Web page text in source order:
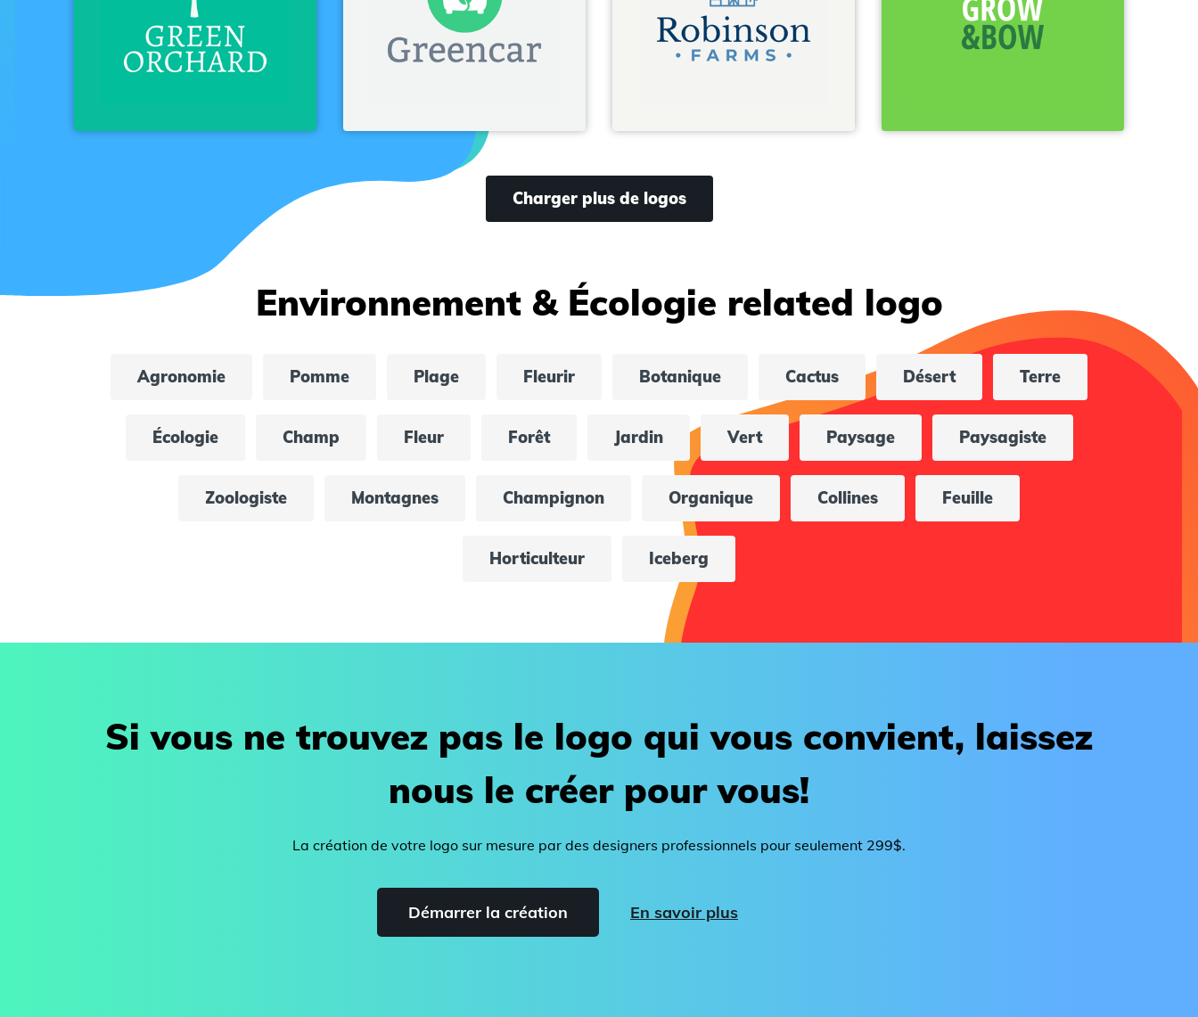
Charger plus de logos
Environnement & Écologie related logo
Agronomie Pomme Plage Fleurir Botanique Cactus Désert Terre
Écologie Champ Fleur Forêt Jardin Vert Paysage Paysagiste
Zoologiste Montagnes Champignon Organique Collines Feuille
Horticulteur Iceberg
Si vous ne trouvez pas le logo qui vous convient, laissez
nous le créer pour vous!
La création de votre logo sur mesure par des designers professionnels pour seulement 299$.
Démarrer la création En savoir plus